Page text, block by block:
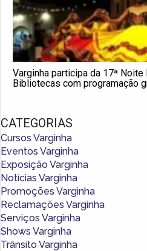
Varginha participa da 17ª
Bibliotecas com programação
CATEGORIAS
Cursos Varginha
Eventos Varginha
Exposição Varginha
Notícias Varginha
Promoções Varginha
Reclamações Varginha
Serviços Varginha
Shows Varginha
Trânsito Varginha